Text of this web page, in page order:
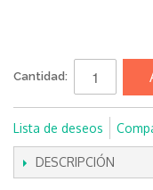
Cantidad:
Lista de deseos
DESCRIPCIÓN